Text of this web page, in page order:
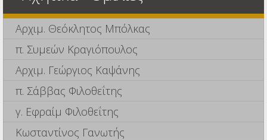
Αρχιμ. Θεόκλητος Μπόλκας
π. Συμεών Κραγιόπουλος
Αρχιμ. Γεώργιος Καψάνης
π. Σάββας Φιλοθεΐτης
γ. Εφραίμ Φιλοθεΐτης
Κωσταντίνος Γανωτής